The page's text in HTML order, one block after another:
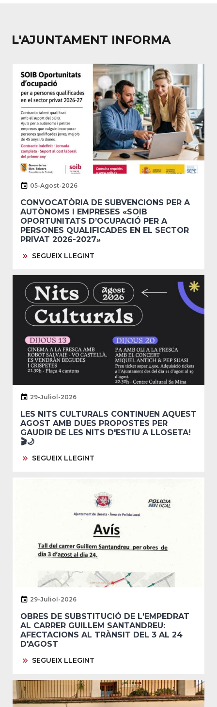
L'AJUNTAMENT INFORMA
05-Agost-2026
CONVOCATÒRIA DE SUBVENCIONS PER A
AUTÒNOMS I EMPRESES «SOIB
OPORTUNITATS D’OCUPACIÓ PER A
PERSONES QUALIFICADES EN EL SECTOR
PRIVAT 2026-2027»
SEGUEIX LLEGINT
29-Juliol-2026
LES NITS CULTURALS CONTINUEN AQUEST
AGOST AMB DUES PROPOSTES PER
GAUDIR DE LES NITS D'ESTIU A LLOSETA!
🎬🌙
SEGUEIX LLEGINT
29-Juliol-2026
OBRES DE SUBSTITUCIÓ DE L'EMPEDRAT
AL CARRER GUILLEM SANTANDREU:
AFECTACIONS AL TRÀNSIT DEL 3 AL 24
D'AGOST
SEGUEIX LLEGINT